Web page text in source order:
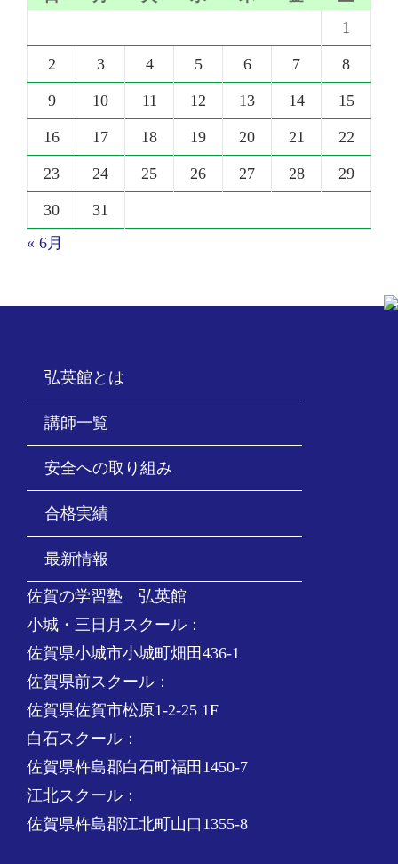
1
2 3 4 5 6 7 8
9 10 11 12 13 14 15
16 17 18 19 20 21 22
23 24 25 26 27 28 29
30
31
« 6月
弘英館とは
講師一覧
安全への取り組み
合格実績
最新情報
佐賀の学習塾 弘英館
小城・三日月スクール：
佐賀県小城市小城町畑田436-1
佐賀県前スクール：
佐賀県佐賀市松原1-2-25 1F
白石スクール：
佐賀県杵島郡白石町福田1450-7
江北スクール：
佐賀県杵島郡江北町山口1355-8